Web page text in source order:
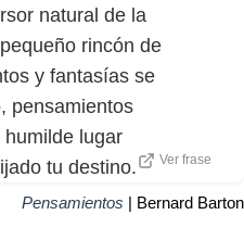
natural de la
rincón de
y fantasías se
pensamientos
lugar
tu destino.
Ver frase
Pensamientos | Bernard Barton